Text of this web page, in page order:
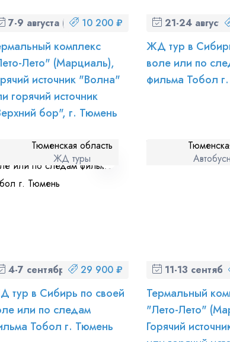
7-9 августа (пт-вс)10 200 ₽
комплекс
Лето" (Марциаль),
источник "Волна"
горячий источник
бор", г. Тюмень
21-24
ЖД тур в
воле или по
фильма Тобол
Тюменская область
ЖД туры
4-7 сентября (пт-пн)
29 900 ₽
тур в Сибирь по своей
или по следам
Тобол г. Тюмень
11-13
Термальный
"Лето-Лето"
Горячий